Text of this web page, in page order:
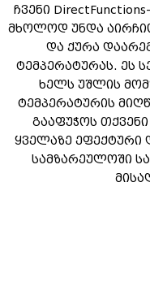
ჩვენი
მხოლოდ უნდა
და ქურა
ტემპერატურას. ეს
ხელს უშლის
ტემპერატურის
გააფუჭოს
ყველაზე ეფექტური
სამზარეულოში